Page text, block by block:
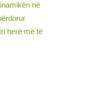
në
herë më të